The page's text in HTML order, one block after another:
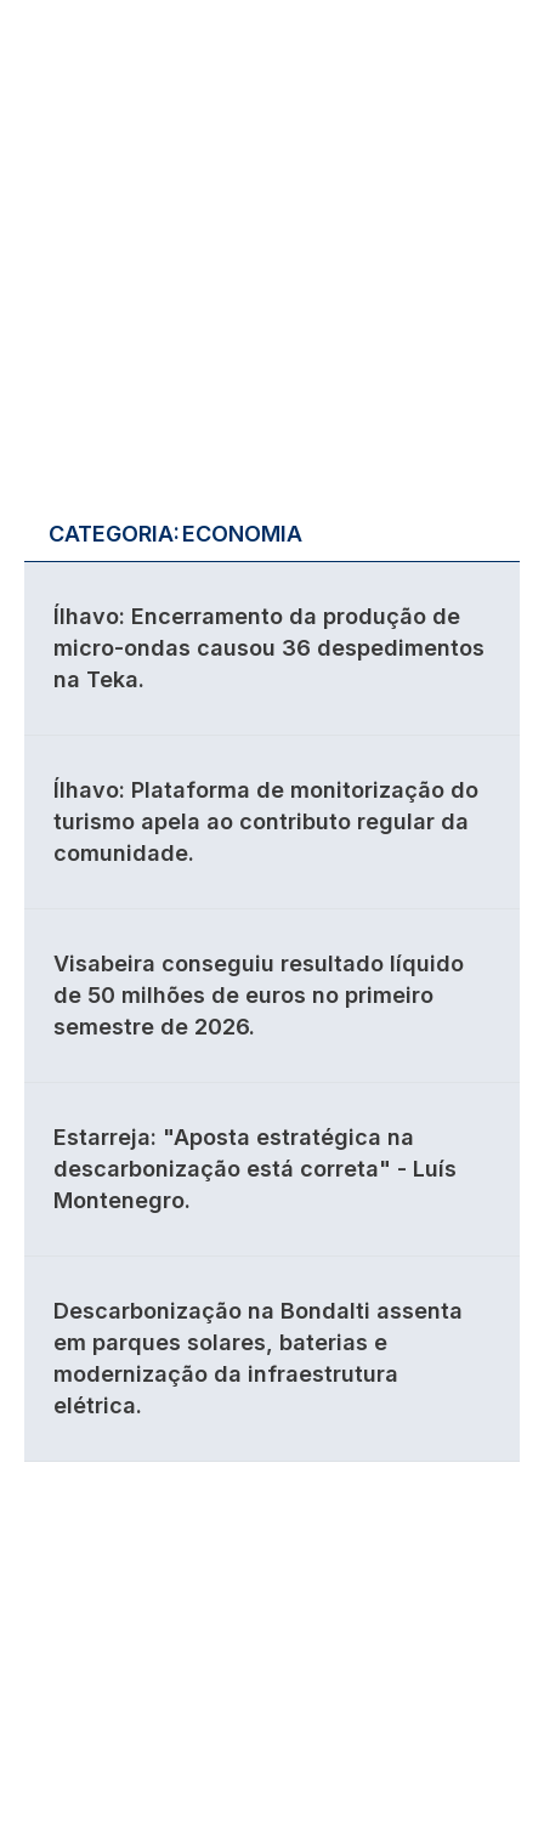
CATEGORIA:ECONOMIA
Ílhavo: Encerramento da produção de
micro-ondas causou 36 despedimentos
na Teka.
Ílhavo: Plataforma de monitorização do
turismo apela ao contributo regular da
comunidade.
Visabeira conseguiu resultado líquido
de 50 milhões de euros no primeiro
semestre de 2026.
Estarreja: "Aposta estratégica na
descarbonização está correta" - Luís
Montenegro.
Descarbonização na Bondalti assenta
em parques solares, baterias e
modernização da infraestrutura
elétrica.